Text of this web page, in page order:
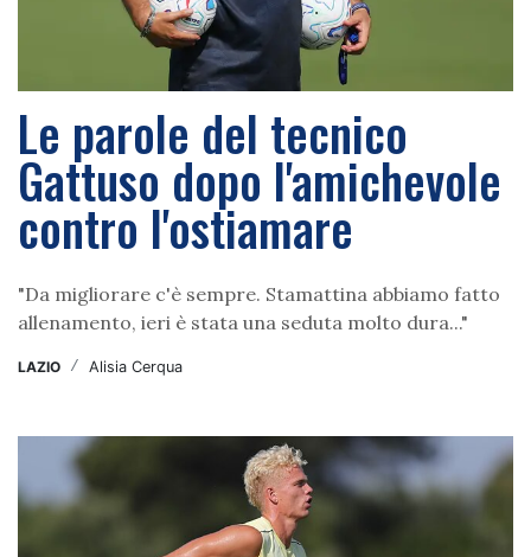
Le parole del tecnico
Gattuso dopo l'amichevole
contro l'ostiamare
"Da migliorare c'è sempre. Stamattina abbiamo fatto
allenamento, ieri è stata una seduta molto dura..."
LAZIO / Alisia Cerqua